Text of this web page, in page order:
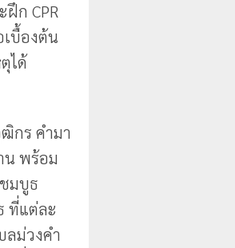
ก CPR
บื้องต้น
ได้
กร คำมา
น พร้อม
มบูธ
ที่แต่ละ
ม่วงคำ